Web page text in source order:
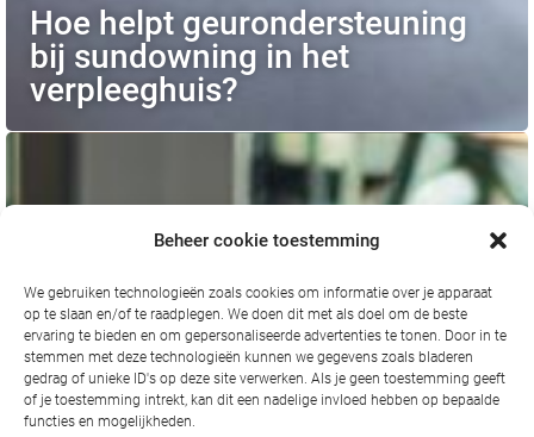
Beheer cookie toestemming
We gebruiken technologieën zoals cookies om informatie over je apparaat
op te slaan en/of te raadplegen. We doen dit met als doel om de beste
ervaring te bieden en om gepersonaliseerde advertenties te tonen. Door in te
stemmen met deze technologieën kunnen we gegevens zoals bladeren
gedrag of unieke ID's op deze site verwerken. Als je geen toestemming geeft
of je toestemming intrekt, kan dit een nadelige invloed hebben op bepaalde
functies en mogelijkheden.
Hoe helpt geurondersteuning
bij sundowning in het
verpleeghuis?